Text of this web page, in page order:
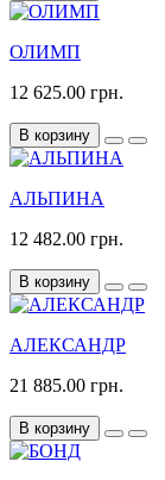
ОЛИМП
12 625.00 грн.
В корзину
АЛЬПИНА
12 482.00 грн.
В корзину
АЛЕКСАНДР
21 885.00 грн.
В корзину